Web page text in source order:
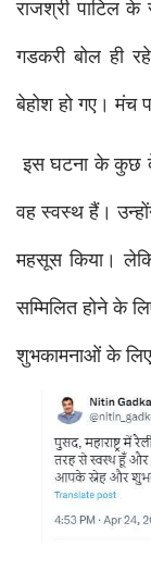
राजश्री पाटिल
गडकरी बोल ही
बेहोश हो गए। मंच
इस घटना के कुछ
वह स्वस्थ हैं।
महसूस किया।
सम्मिलित होने के
शुभकामनाओं के